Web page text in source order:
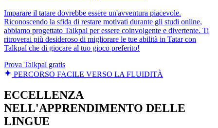
Imparare il tatare dovrebbe essere un'avventura piacevole.
Riconoscendo la sfida di restare motivati durante gli studi online,
abbiamo progettato Talkpal per essere coinvolgente e divertente. Ti
ritroverai più desideroso di migliorare le tue abilità in Tatar con
Talkpal che di giocare al tuo gioco preferito!
Prova Talkpal gratis
PERCORSO FACILE VERSO LA FLUIDITÀ
ECCELLENZA
NELL'APPRENDIMENTO DELLE
LINGUE